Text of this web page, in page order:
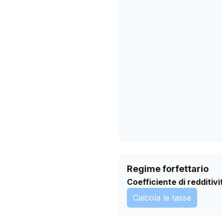
Regime forfettario
Coefficiente di
Calcola le tasse